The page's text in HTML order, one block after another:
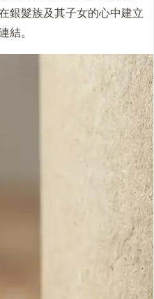
銀髮族及其子女的心中建立
結。